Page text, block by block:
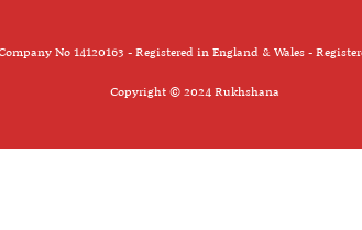
No 14120163 - Registered in England & Wales -
Copyright © 2024 Rukhshana